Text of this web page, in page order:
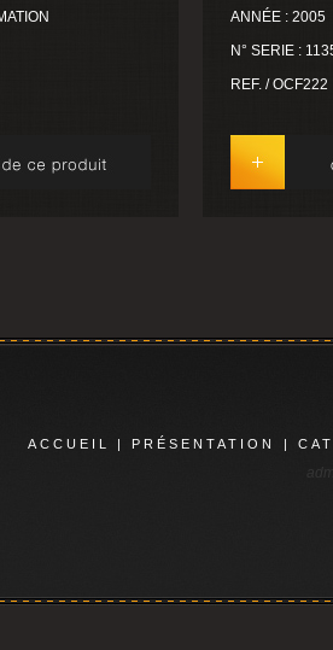
ANNÉE : 2005
N° SERIE :
REF. / OCF222
ACCUEIL |PRÉSENTATION |